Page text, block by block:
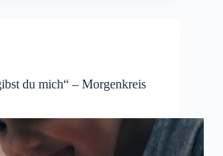
du mich“ – Morgenkreis